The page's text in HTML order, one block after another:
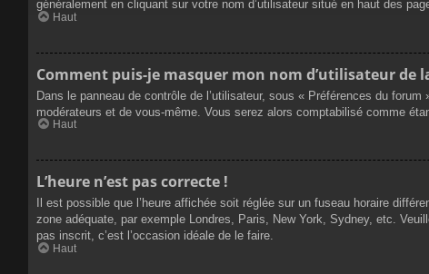
généralement en cliquant sur votre nom d’utilisateur situé en haut des
Haut
Comment puis-je masquer mon nom d’utilisateur de
Dans le panneau de contrôle de l’utilisateur, sous « Préférences du
modérateurs et de vous-même. Vous serez alors comptabilisé comme
Haut
L’heure n’est pas correcte !
Il est possible que l’heure affichée soit réglée sur un fuseau horaire
zone adéquate, par exemple Londres, Paris, New York, Sydney, etc.
pas inscrit, c’est l’occasion idéale de le faire.
Haut